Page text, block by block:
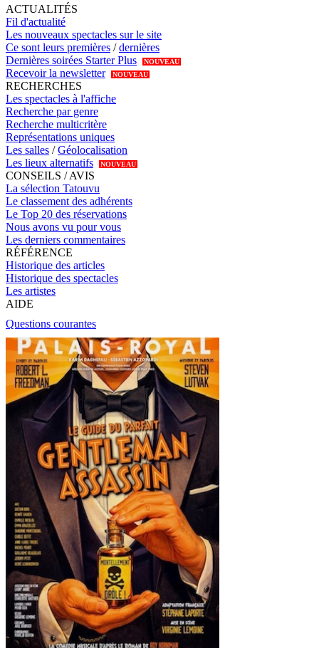
ACTUALITÉS
Fil d'actualité
Les nouveaux spectacles sur le site
Ce sont leurs premières /dernières
Dernières soirées Starter Plus
NOUVEAU
Recevoir la newsletter NOUVEAU
RECHERCHES
Les spectacles à l'affiche
Recherche par genre
Recherche multicritère
Représentations uniques
Les salles /Géolocalisation
Les lieux alternatifs
NOUVEAU
CONSEILS / AVIS
La sélection Tatouvu
Le classement des adhérents
Le Top 20 des réservations
Nous avons vu pour vous
Les derniers commentaires
RÉFÉRENCE
Historique des articles
Historique des spectacles
Les artistes
AIDE
Questions courantes